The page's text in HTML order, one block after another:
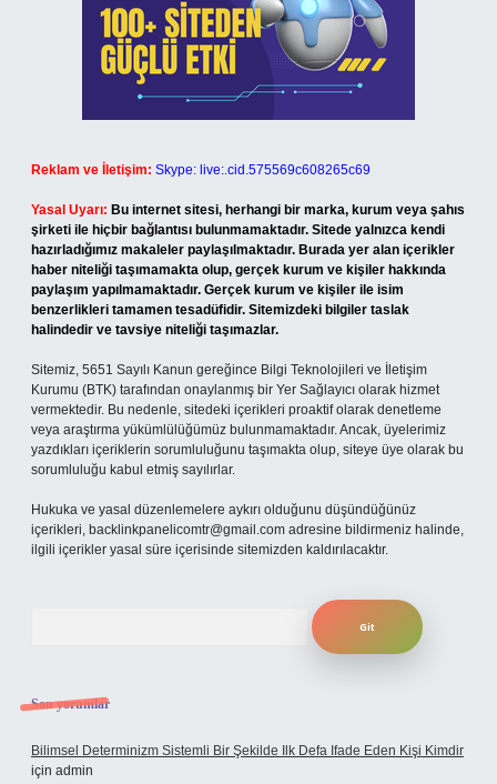
Reklam ve İletişim: Skype: live:.cid.575569c608265c69
Yasal Uyarı: Bu internet sitesi, herhangi bir marka, kurum veya şahıs
şirketi ile hiçbir bağlantısı bulunmamaktadır. Sitede yalnızca kendi
hazırladığımız makaleler paylaşılmaktadır. Burada yer alan içerikler
haber niteliği taşımamakta olup, gerçek kurum ve kişiler hakkında
paylaşım yapılmamaktadır. Gerçek kurum ve kişiler ile isim
benzerlikleri tamamen tesadüfidir. Sitemizdeki bilgiler taslak
halindedir ve tavsiye niteliği taşımazlar.
Sitemiz, 5651 Sayılı Kanun gereğince Bilgi Teknolojileri ve İletişim
Kurumu (BTK) tarafından onaylanmış bir Yer Sağlayıcı olarak hizmet
vermektedir. Bu nedenle, sitedeki içerikleri proaktif olarak denetleme
veya araştırma yükümlülüğümüz bulunmamaktadır. Ancak, üyelerimiz
yazdıkları içeriklerin sorumluluğunu taşımakta olup, siteye üye olarak bu
sorumluluğu kabul etmiş sayılırlar.
Hukuka ve yasal düzenlemelere aykırı olduğunu düşündüğünüz
içerikleri, backlinkpanelicomtr@gmail.com adresine bildirmeniz halinde,
ilgili içerikler yasal süre içerisinde sitemizden kaldırılacaktır.
Son yorumlar
Bilimsel Determinizm Sistemli Bir Şekilde Ilk Defa Ifade Eden Kişi Kimdir
için admin